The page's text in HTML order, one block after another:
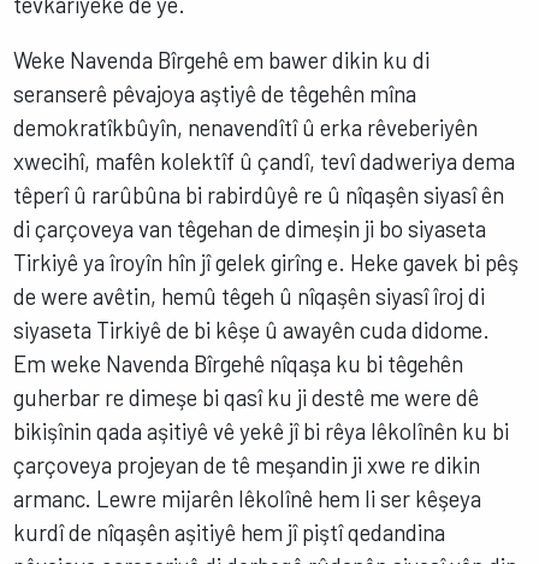
Weke Navenda Bîrgehê em bawer dikin ku di
seranserê pêvajoya aştiyê de têgehên mîna
demokratîkbûyîn, nenavendîtî û erka rêveberiyên
xwecihî, mafên kolektîf û çandî, tevî dadweriya dema
têperî û rarûbûna bi rabirdûyê re û nîqaşên siyasî ên
di çarçoveya van têgehan de dimeşin ji bo siyaseta
Tirkiyê ya îroyîn hîn jî gelek girîng e. Heke gavek bi pêş
de were avêtin, hemû têgeh û nîqaşên siyasî îroj di
siyaseta Tirkiyê de bi kêşe û awayên cuda didome.
Em weke Navenda Bîrgehê nîqaşa ku bi têgehên
guherbar re dimeşe bi qasî ku ji destê me were dê
bikişînin qada aşitiyê vê yekê jî bi rêya lêkolînên ku bi
çarçoveya projeyan de tê meşandin ji xwe re dikin
armanc. Lewre mijarên lêkolînê hem li ser kêşeya
kurdî de nîqaşên aşitiyê hem jî piştî qedandina